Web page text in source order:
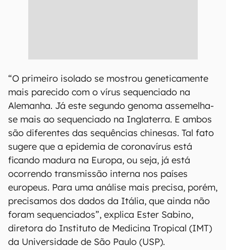
“O primeiro isolado se mostrou geneticamente
mais parecido com o vírus sequenciado na
Alemanha. Já este segundo genoma assemelha-
se mais ao sequenciado na Inglaterra. E ambos
são diferentes das sequências chinesas. Tal fato
sugere que a epidemia de coronavírus está
ficando madura na Europa, ou seja, já está
ocorrendo transmissão interna nos países
europeus. Para uma análise mais precisa, porém,
precisamos dos dados da Itália, que ainda não
foram sequenciados”, explica Ester Sabino,
diretora do Instituto de Medicina Tropical (IMT)
da Universidade de São Paulo (USP).